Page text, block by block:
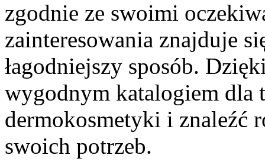
zgodnie ze swoimi
zainteresowania znajduje
łagodniejszy sposób.
wygodnym katalogiem dla
dermokosmetyki i znaleźć
swoich potrzeb.